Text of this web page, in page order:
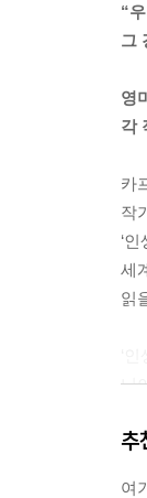
여
는
할
---
알
걸
맺
에
“
그
영
각
카
작
‘
세
읽
니
오
추
여